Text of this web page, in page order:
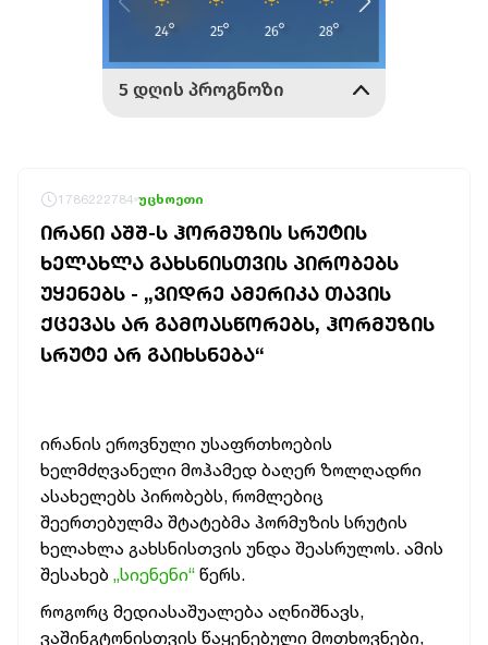
1786222784 უცხოეთი
ᲘᲠᲐᲜᲘ ᲐᲨᲨ-Ს ᲰᲝᲠᲛᲣᲖᲘᲡ ᲡᲠᲣᲢᲘᲡ
ᲮᲔᲚᲐᲮᲚᲐ ᲒᲐᲮᲡᲜᲘᲡᲗᲕᲘᲡ ᲞᲘᲠᲝᲑᲔᲑᲡ
ᲣᲧᲔᲜᲔᲑᲡ - „ᲕᲘᲓᲠᲔ ᲐᲛᲔᲠᲘᲙᲐ ᲗᲐᲕᲘᲡ
ᲥᲪᲔᲕᲐᲡ ᲐᲠ ᲒᲐᲛᲝᲐᲡᲬᲝᲠᲔᲑᲡ, ᲰᲝᲠᲛᲣᲖᲘᲡ
ᲡᲠᲣᲢᲔ ᲐᲠ ᲒᲐᲘᲮᲡᲜᲔᲑᲐ“
ირანის ეროვნული უსაფრთხოების
ხელმძღვანელი მოჰამედ ბაღერ ზოლღადრი
ასახელებს პირობებს, რომლებიც
შეერთებულმა შტატებმა ჰორმუზის სრუტის
ხელახლა გახსნისთვის უნდა შეასრულოს. ამის
შესახებ „სიენენი“ წერს.
როგორც მედიასაშუალება აღნიშნავს,
ვაშინგტონისთვის წაყენებული მოთხოვნები,